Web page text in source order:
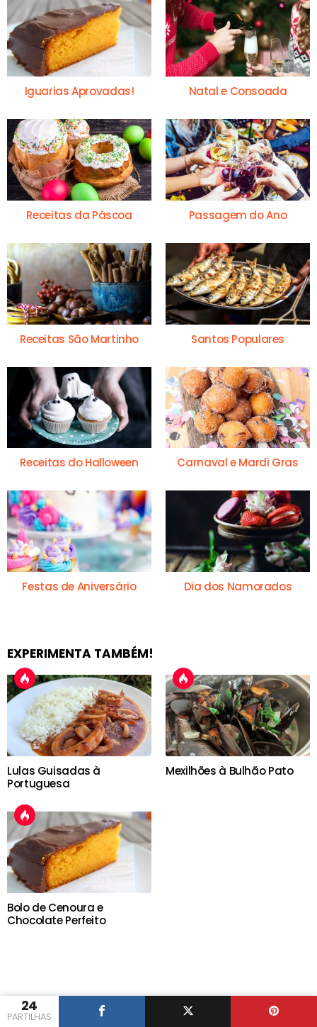
24
PARTILHAS
Iguarias Aprovadas! Natal e Consoada
Receitas da Páscoa Passagem do Ano
Receitas São Martinho Santos Populares
Receitas do Halloween Carnaval e Mardi Gras
Festas de Aniversário Dia dos Namorados
EXPERIMENTA TAMBÉM!
Lulas Guisadas à
Portuguesa
Mexilhões à Bulhão Pato
Bolo de Cenoura e
Chocolate Perfeito